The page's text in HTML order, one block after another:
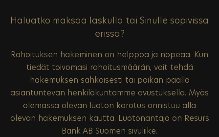
Haluatko maksaa laskulla tai Sinulle sopivissa
erissä?
Rahoituksen hakeminen on helppoa ja nopeaa. Kun
tiedät toivomasi rahoitusmäärän, voit tehdä
hakemuksen sähköisesti tai paikan päällä
asiantuntevan henkilökuntamme avustuksella. Myös
olemassa olevan luoton korotus onnistuu alla
olevan hakemuksen kautta. Luotonantaja on Resurs
Bank AB Suomen sivuliike.